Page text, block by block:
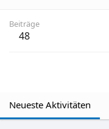
Beiträge
48
Neueste Aktivitäten